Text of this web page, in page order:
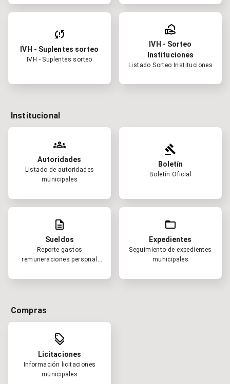
sync_problem
IVH - Suplentes sorteo
IVH - Suplentes sorteo
real_estate_agent
IVH - Sorteo
Instituciones
Listado Sorteo Instituciones
Institucional
groups
Autoridades
Listado de autoridades
municipales
gavel
Boletín
Boletín Oficial
description
Sueldos
Reporte gastos
remuneraciones personal
folder_open
Expedientes
Seguimiento de expedientes
municipales
Compras
discount
Licitaciones
Información licitaciones
municipales